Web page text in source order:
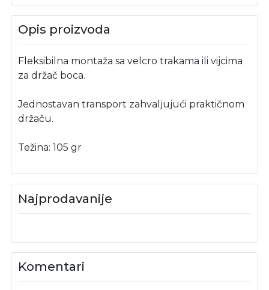
Opis proizvoda
Fleksibilna montaža sa velcro trakama ili vijcima
za držač boca.
Jednostavan transport zahvaljujući praktičnom
držaču.
Težina: 105 gr
Najprodavanije
Komentari